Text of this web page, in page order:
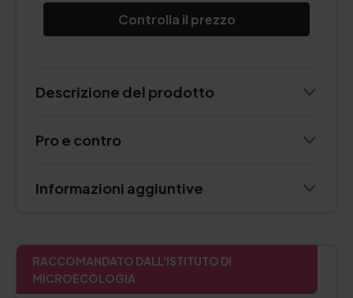
Controlla il prezzo
Descrizione del prodotto
Pro e contro
Informazioni aggiuntive
RACCOMANDATO DALL'ISTITUTO DI
MICROECOLOGIA